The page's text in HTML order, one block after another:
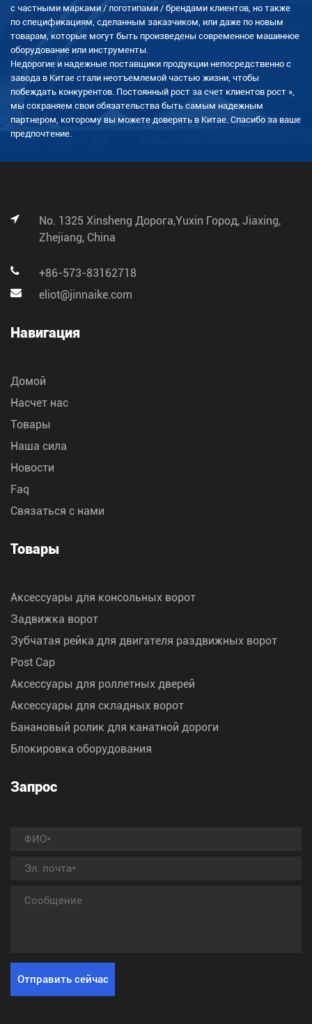
с частными марками / логотипами / брендами клиентов, но также
по спецификациям, сделанным заказчиком, или даже по новым
товарам, которые могут быть произведены современное машинное
оборудование или инструменты.
Недорогие и надежные поставщики продукции непосредственно с
завода в Китае стали неотъемлемой частью жизни, чтобы
побеждать конкурентов. Постоянный рост за счет клиентов рост »,
мы сохраняем свои обязательства быть самым надежным
партнером, которому вы можете доверять в Китае. Спасибо за ваше
предпочтение.
No. 1325 Xinsheng Дорога,Yuxin Город, Jiaxing,
Zhejiang, China
+86-573-83162718
eliot@jinnaike.com
Навигация
Домой
Насчет нас
Товары
Наша сила
Новости
Faq
Связаться с нами
Товары
Аксессуары для консольных ворот
Задвижка ворот
Зубчатая рейка для двигателя раздвижных ворот
Post Cap
Аксессуары для роллетных дверей
Аксессуары для складных ворот
Банановый ролик для канатной дороги
Блокировка оборудования
Запрос